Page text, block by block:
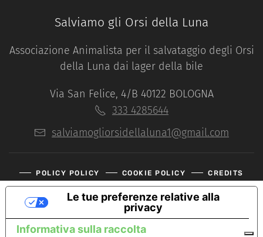
Salviamo gli Orsi della Luna
Associazione Animalista per il salvataggio degli Orsi
della Luna dai lager della bile
Via San Felice, 4/B 40122 BOLOGNA
333 4285644
salviamogliorsidellaluna1@gmail.com
POLICY POLICY COOKIE POLICY CREDITS
Informativa sulla raccolta
Le tue preferenze relative alla
privacy